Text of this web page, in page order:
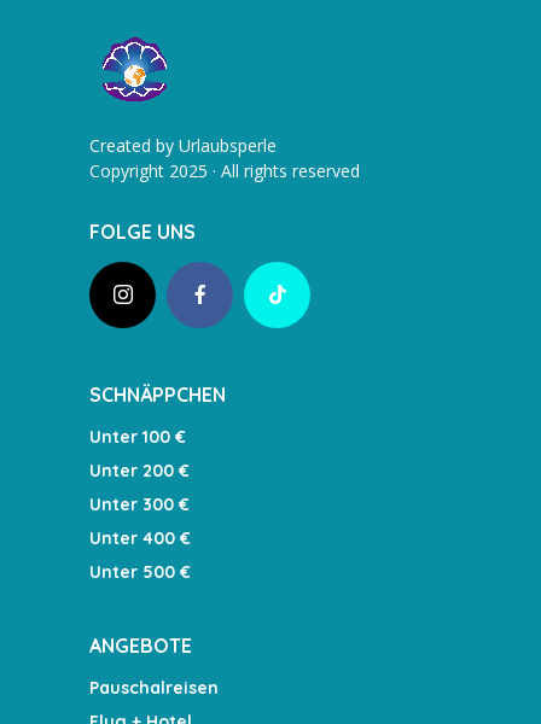
Created by Urlaubsperle
Copyright 2025 · All rights reserved
FOLGE UNS
SCHNÄPPCHEN
Unter 100 €
Unter 200 €
Unter 300 €
Unter 400 €
Unter 500 €
ANGEBOTE
Pauschalreisen